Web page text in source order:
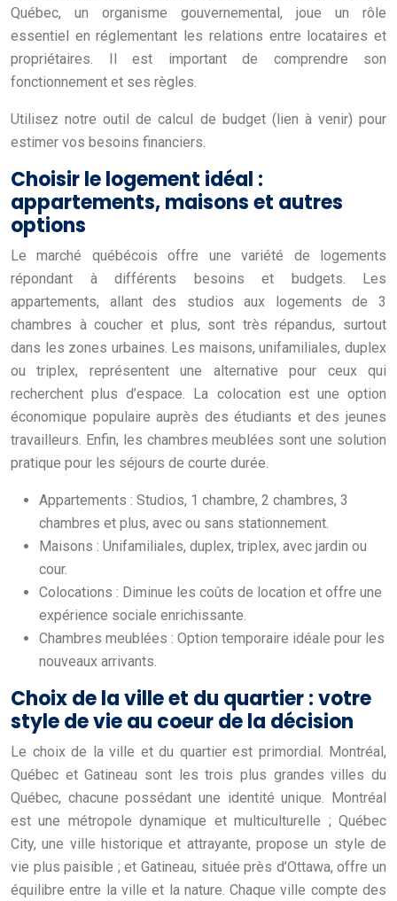
Québec, un organisme gouvernemental, joue un rôle
essentiel en réglementant les relations entre locataires et
propriétaires. Il est important de comprendre son
fonctionnement et ses règles.
Utilisez notre outil de calcul de budget (lien à venir) pour
estimer vos besoins financiers.
Choisir le logement idéal :
appartements, maisons et autres
options
Le marché québécois offre une variété de logements
répondant à différents besoins et budgets. Les
appartements, allant des studios aux logements de 3
chambres à coucher et plus, sont très répandus, surtout
dans les zones urbaines. Les maisons, unifamiliales, duplex
ou triplex, représentent une alternative pour ceux qui
recherchent plus d’espace. La colocation est une option
économique populaire auprès des étudiants et des jeunes
travailleurs. Enfin, les chambres meublées sont une solution
pratique pour les séjours de courte durée.
Appartements : Studios, 1 chambre, 2 chambres, 3
chambres et plus, avec ou sans stationnement.
Maisons : Unifamiliales, duplex, triplex, avec jardin ou
cour.
Colocations : Diminue les coûts de location et offre une
expérience sociale enrichissante.
Chambres meublées : Option temporaire idéale pour les
nouveaux arrivants.
Choix de la ville et du quartier : votre
style de vie au coeur de la décision
Le choix de la ville et du quartier est primordial. Montréal,
Québec et Gatineau sont les trois plus grandes villes du
Québec, chacune possédant une identité unique. Montréal
est une métropole dynamique et multiculturelle ; Québec
City, une ville historique et attrayante, propose un style de
vie plus paisible ; et Gatineau, située près d’Ottawa, offre un
équilibre entre la ville et la nature. Chaque ville compte des